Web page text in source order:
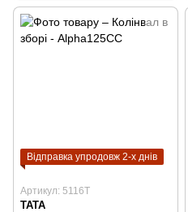
Відправка упродовж 2-х днів
Артикул: 5116T
TATA